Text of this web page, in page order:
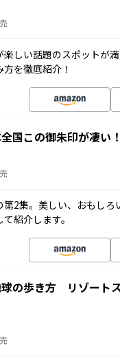
楽しい話題のスポットが
を徹底紹介！
国この御朱印が凄
第2集。美しい、おもし
紹介します。
の歩き方 リゾート